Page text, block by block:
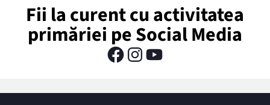
Fii la curent cu activitatea
primăriei pe Social Media